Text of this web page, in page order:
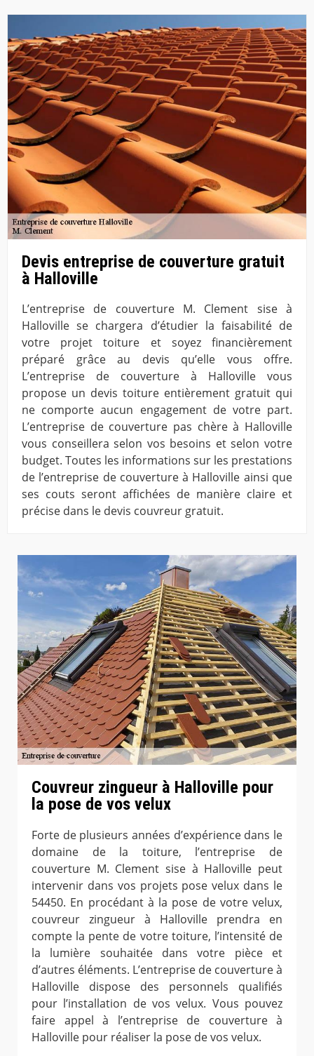
Devis entreprise de couverture gratuit
à Halloville
L’entreprise de couverture M. Clement sise à
Halloville se chargera d’étudier la faisabilité de
votre projet toiture et soyez financièrement
préparé grâce au devis qu’elle vous offre.
L’entreprise de couverture à Halloville vous
propose un devis toiture entièrement gratuit qui
ne comporte aucun engagement de votre part.
L’entreprise de couverture pas chère à Halloville
vous conseillera selon vos besoins et selon votre
budget. Toutes les informations sur les prestations
de l’entreprise de couverture à Halloville ainsi que
ses couts seront affichées de manière claire et
précise dans le devis couvreur gratuit.
Couvreur zingueur à Halloville pour
la pose de vos velux
Forte de plusieurs années d’expérience dans le
domaine de la toiture, l’entreprise de
couverture M. Clement sise à Halloville peut
intervenir dans vos projets pose velux dans le
54450. En procédant à la pose de votre velux,
couvreur zingueur à Halloville prendra en
compte la pente de votre toiture, l’intensité de
la lumière souhaitée dans votre pièce et
d’autres éléments. L’entreprise de couverture à
Halloville dispose des personnels qualifiés
pour l’installation de vos velux. Vous pouvez
faire appel à l’entreprise de couverture à
Halloville pour réaliser la pose de vos velux.